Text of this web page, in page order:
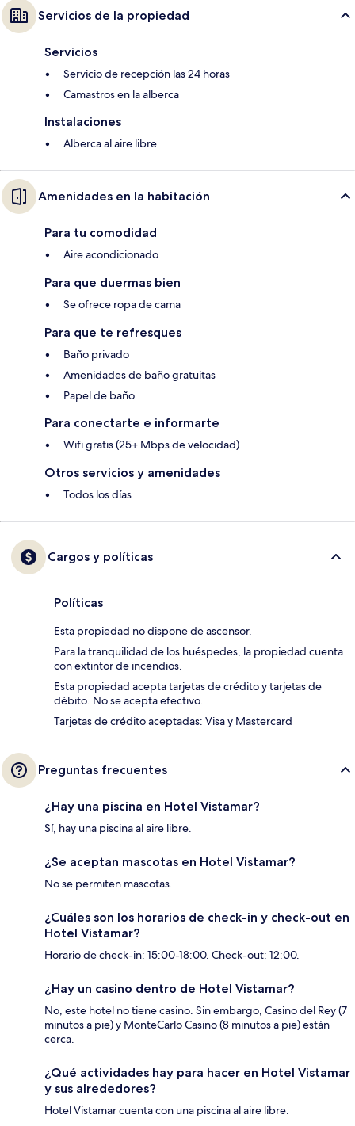
Servicios de la propiedad
Servicios
Servicio de recepción las 24 horas
Camastros en la alberca
Instalaciones
Alberca al aire libre
Amenidades en la habitación
Para tu comodidad
Aire acondicionado
Para que duermas bien
Se ofrece ropa de cama
Para que te refresques
Baño privado
Amenidades de baño gratuitas
Papel de baño
Para conectarte e informarte
Wifi gratis (25+ Mbps de velocidad)
Otros servicios y amenidades
Todos los días
Cargos y políticas
Políticas
Esta propiedad no dispone de ascensor.
Para la tranquilidad de los huéspedes, la propiedad cuenta
con extintor de incendios.
Esta propiedad acepta tarjetas de crédito y tarjetas de
débito. No se acepta efectivo.
Tarjetas de crédito aceptadas: Visa y Mastercard
Preguntas frecuentes
¿Hay una piscina en Hotel Vistamar?
Sí, hay una piscina al aire libre.
¿Se aceptan mascotas en Hotel Vistamar?
No se permiten mascotas.
¿Cuáles son los horarios de check-in y check-out en
Hotel Vistamar?
Horario de check-in: 15:00-18:00. Check-out: 12:00.
¿Hay un casino dentro de Hotel Vistamar?
No, este hotel no tiene casino. Sin embargo, Casino del Rey (7
minutos a pie) y MonteCarlo Casino (8 minutos a pie) están
cerca.
¿Qué actividades hay para hacer en Hotel Vistamar
y sus alrededores?
Hotel Vistamar cuenta con una piscina al aire libre.